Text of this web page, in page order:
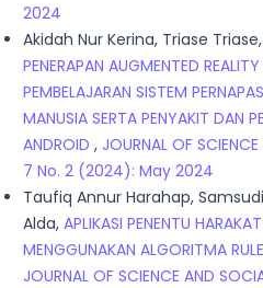
2024
Akidah Nur Kerina, Triase
PENERAPAN AUGMENTED
PEMBELAJARAN SISTEM
MANUSIA SERTA PENYAKIT DAN
ANDROID , JOURNAL OF
7 No. 2 (2024): May 2024
Taufiq Annur Harahap,
Alda, APLIKASI PENENTU
MENGGUNAKAN ALGORITMA
JOURNAL OF SCIENCE AND